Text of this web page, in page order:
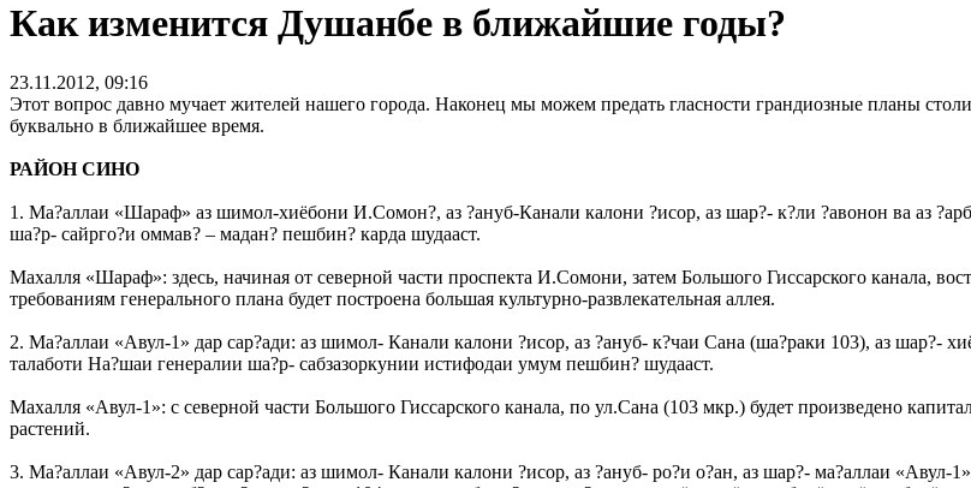
Как изменится Душанбе в ближайшие годы?
23.11.2012, 09:16
Этот вопрос давно мучает жителей нашего города. Наконец мы можем предать гласности грандиозные планы
буквально в ближайшее время.
РАЙОН СИНО
1. Ма?аллаи «Шараф» аз шимол-хиёбони И.Сомон?, аз ?ануб-Канали калони ?исор, аз шар?- к?ли ?авонон ва аз
ша?р- сайрго?и оммав? – мадан? пешбин? карда шудааст.
Махалля «Шараф»: здесь, начиная от северной части проспекта И.Сомони, затем Большого Гиссарского канала,
требованиям генерального плана будет построена большая культурно-развлекательная аллея.
2. Ма?аллаи «Авул-1» дар сар?ади: аз шимол- Канали калони ?исор, аз ?ануб- к?чаи Сана (ша?раки 103), аз шар?-
талаботи На?шаи генералии ша?р- сабзазоркунии истифодаи умум пешбин? шудааст.
Махалля «Авул-1»: с северной части Большого Гиссарского канала, по ул.Сана (103 мкр.) будет произведено
растений.
3. Ма?аллаи «Авул-2» дар сар?ади: аз шимол- Канали калони ?исор, аз ?ануб- ро?и о?ан, аз шар?- ма?аллаи «Авул-